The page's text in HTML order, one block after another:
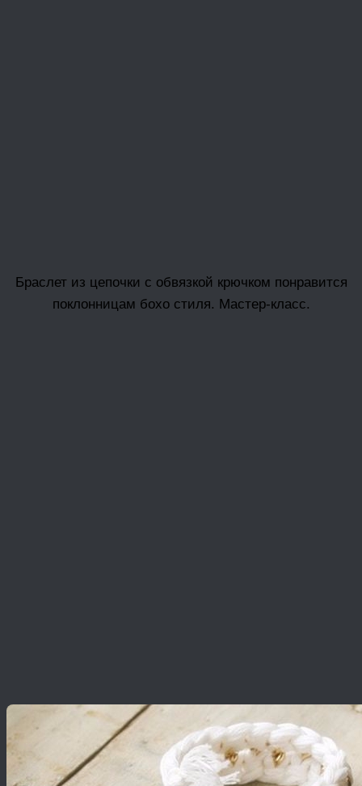
Браслет из цепочки с обвязкой крючком понравится
поклонницам бохо стиля. Мастер-класс.